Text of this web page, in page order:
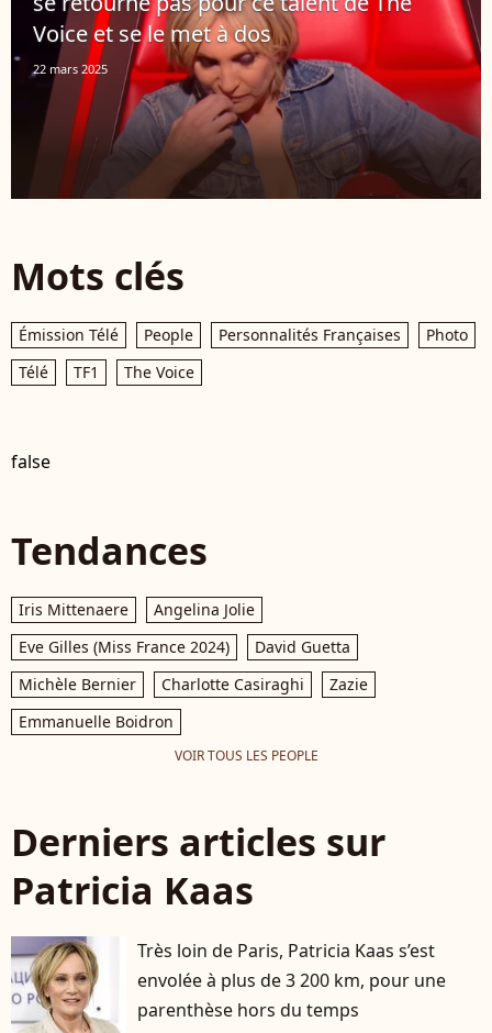
Voice et se le met à dos
22 mars 2025
Mots clés
Émission Télé People Personnalités Françaises
Photo
Télé
TF1 The Voice
false
Tendances
Iris Mittenaere
Angelina Jolie
Eve Gilles (Miss France 2024)
David Guetta
Michèle Bernier
Charlotte Casiraghi
Zazie
Emmanuelle Boidron
VOIR TOUS LES PEOPLE
Derniers articles sur
Patricia Kaas
Très loin de Paris, Patricia Kaas s’est
envolée à plus de 3 200 km, pour une
parenthèse hors du temps